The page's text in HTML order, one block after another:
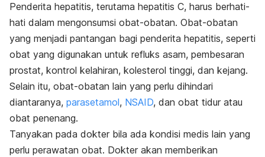
Penderita hepatitis, terutama hepatitis C, harus berhati-
hati dalam mengonsumsi obat-obatan. Obat-obatan
yang menjadi pantangan bagi penderita hepatitis, seperti
obat yang digunakan untuk refluks asam, pembesaran
prostat, kontrol kelahiran, kolesterol tinggi, dan kejang.
Selain itu, obat-obatan lain yang perlu dihindari
diantaranya, parasetamol, NSAID, dan obat tidur atau
obat penenang.
Tanyakan pada dokter bila ada kondisi medis lain yang
perlu perawatan obat. Dokter akan memberikan